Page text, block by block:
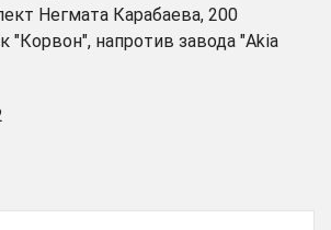
Негмата Карабаева, 200
"Корвон", напротив завода "Akia